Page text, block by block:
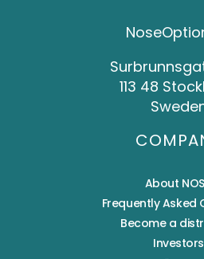
113 48
About
Frequently Asked
Become a
Investors